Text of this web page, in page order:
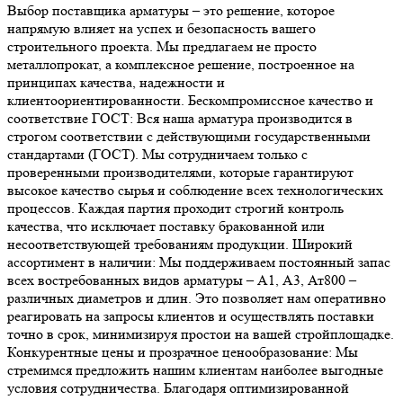
Выбор поставщика арматуры – это решение, которое
напрямую влияет на успех и безопасность вашего
строительного проекта. Мы предлагаем не просто
металлопрокат, а комплексное решение, построенное на
принципах качества, надежности и
клиентоориентированности. Бескомпромиссное качество и
соответствие ГОСТ: Вся наша арматура производится в
строгом соответствии с действующими государственными
стандартами (ГОСТ). Мы сотрудничаем только с
проверенными производителями, которые гарантируют
высокое качество сырья и соблюдение всех технологических
процессов. Каждая партия проходит строгий контроль
качества, что исключает поставку бракованной или
несоответствующей требованиям продукции. Широкий
ассортимент в наличии: Мы поддерживаем постоянный запас
всех востребованных видов арматуры – А1, А3, Ат800 –
различных диаметров и длин. Это позволяет нам оперативно
реагировать на запросы клиентов и осуществлять поставки
точно в срок, минимизируя простои на вашей стройплощадке.
Конкурентные цены и прозрачное ценообразование: Мы
стремимся предложить нашим клиентам наиболее выгодные
условия сотрудничества. Благодаря оптимизированной